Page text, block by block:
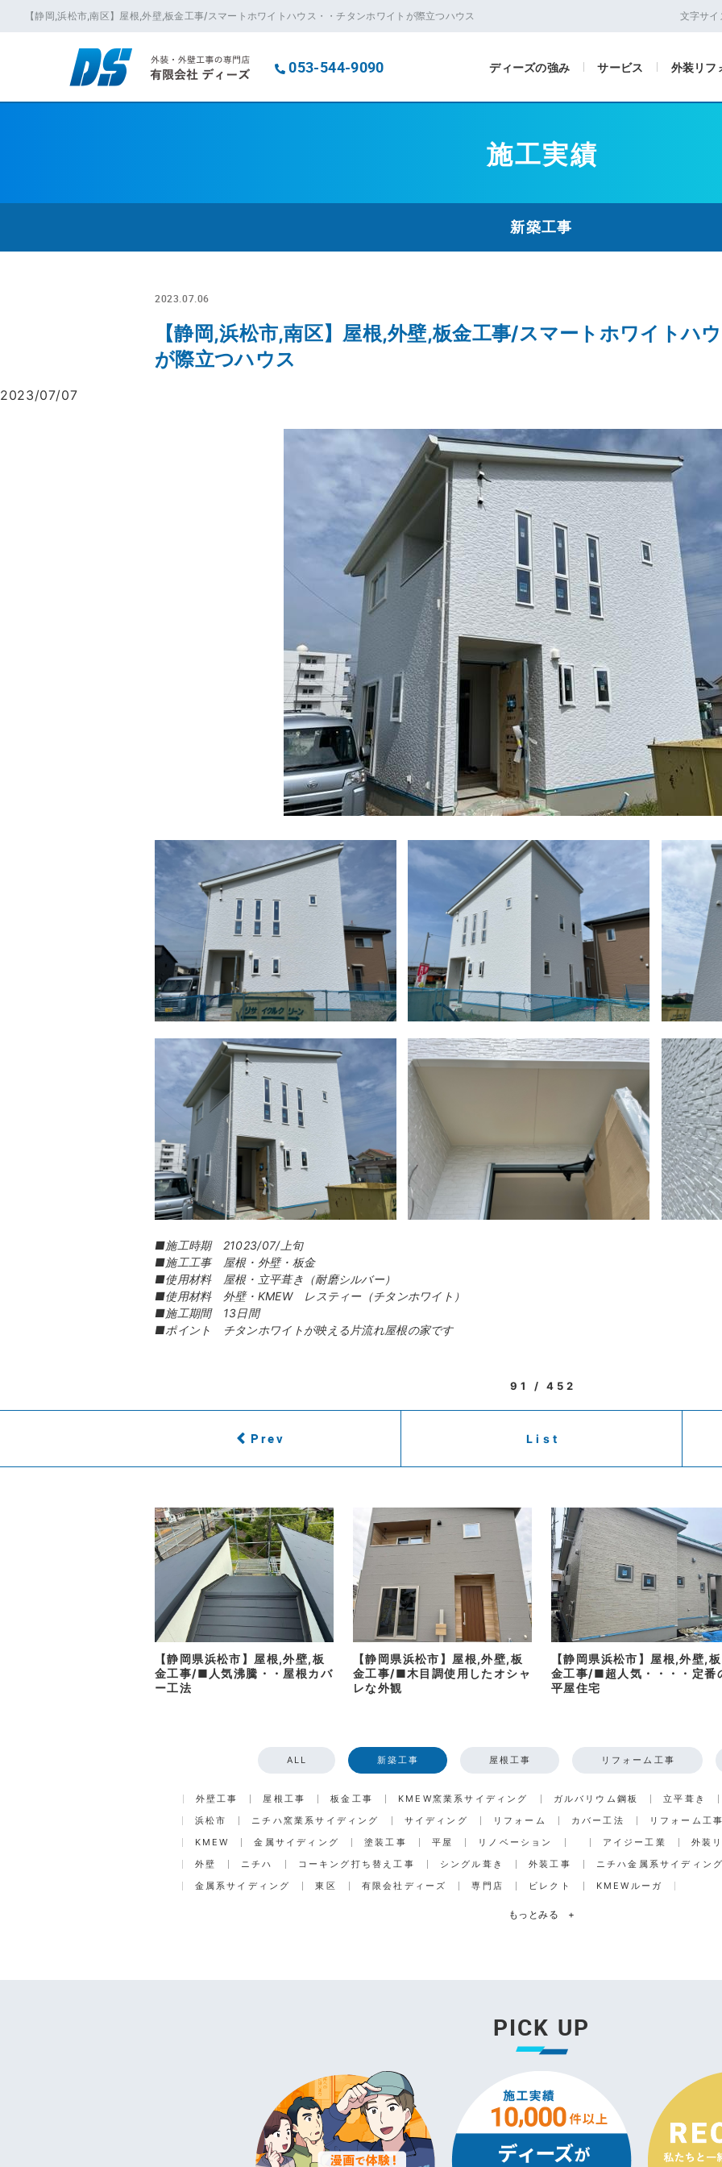
【静岡,浜松市,南区】屋根,外壁,板金工事/スマートホワイトハウス・・チタンホワイトが際立つハウス 文字サイ
053-544-9090 ディーズの強み サービス 外装リフ
施工実績
新築工事
2023.07.06
【静岡,浜松市,南区】屋根,外壁,板金工事/スマートホワイトハ
が際立つハウス
2023/07/07
■施工時期 21023/07/上旬
■施工工事 屋根・外壁・板金
■使用材料 屋根・立平葺き（耐磨シルバー）
■使用材料 外壁・KMEW レスティー（チタンホワイト）
■施工期間 13日間
■ポイント チタンホワイトが映える片流れ屋根の家です
91 / 452
Prev List
【静岡県浜松市】屋根,外壁,板
金工事/■人気沸騰・・屋根カバ
ー工法
【静岡県浜松市】屋根,外壁,板
金工事/■木目調使用したオシャ
レな外観
【静岡県浜松市】屋根,外壁,板
金工事/■超人気・・・・定番
平屋住宅
ALL 新築工事 屋根工事 リフォーム工事
外壁工事 屋根工事 板金工事 KMEW窯業系サイディング ガルバリウム鋼板
立平葺き
浜松市
ニチハ窯業系サイディング サイディング リフォーム カバー工法
リフォーム工
KMEW
金属サイディング 塗装工事 平屋 リノベーション アイジー工業
外装
外壁
ニチハ コーキング打ち替え工事 シングル葺き 外装工事
ニチハ金属系サイディン
金属系サイディング
東区 有限会社ディーズ 専門店 ビレクト KMEWルーガ
もっとみる +
PICK UP